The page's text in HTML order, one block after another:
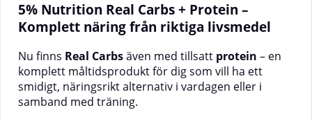
5% Nutrition Real Carbs + Protein –
Komplett näring från riktiga livsmedel
Nu finns Real Carbsäven med tillsatt protein – en
komplett måltidsprodukt för dig som vill ha ett
smidigt, näringsrikt alternativ i vardagen eller i
samband med träning.